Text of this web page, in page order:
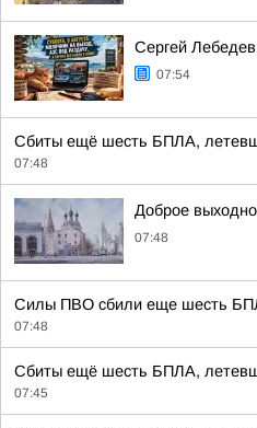
Сергей
07:54
Сбиты ещё шесть БПЛА,
07:48
Доброе
07:48
Силы ПВО сбили еще шесть
07:48
Сбиты ещё шесть БПЛА,
07:45